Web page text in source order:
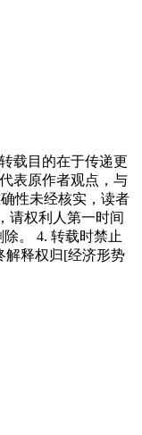
载目的在于传递更
表原作者观点，与
性未经核实，读者
请权利人第一时间
。 4. 转载时禁止
解释权归[经济形势